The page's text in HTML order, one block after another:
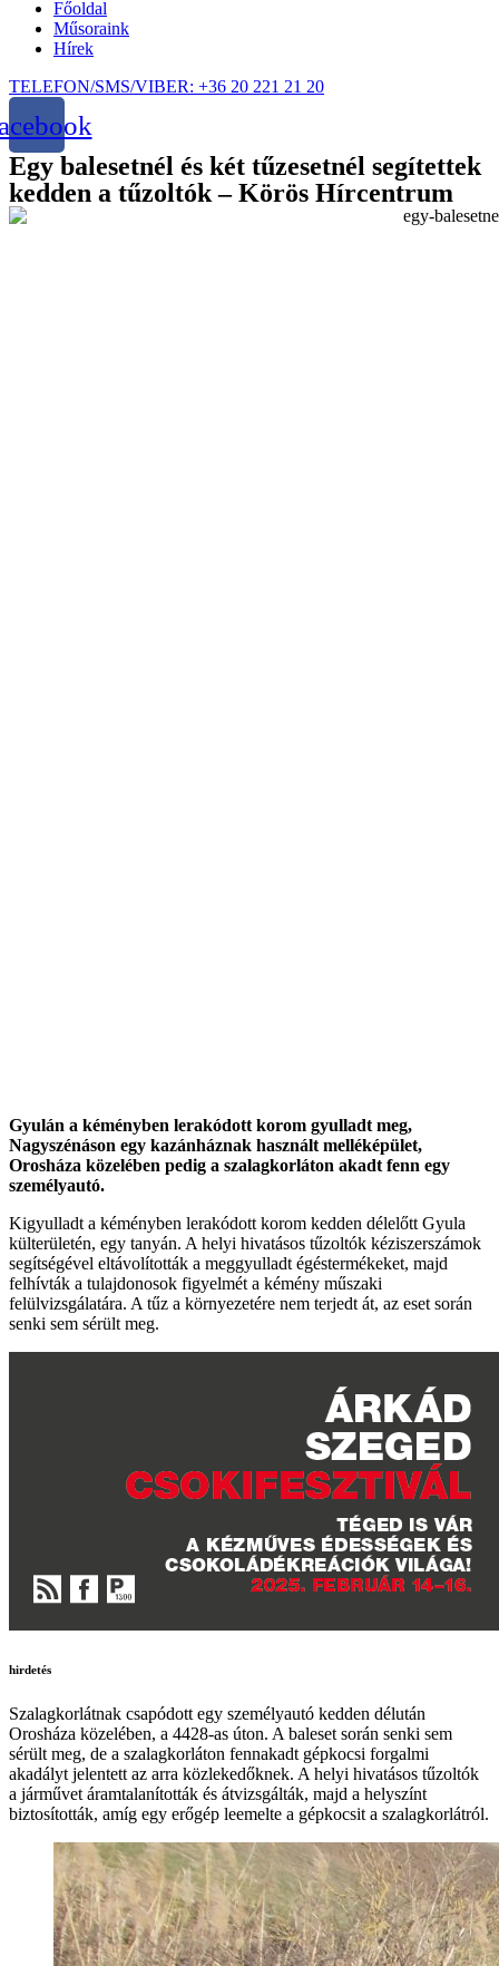
Főoldal
Műsoraink
Hírek
TELEFON/SMS/VIBER: +36 20 221 21 20
Egy balesetnél és két tűzesetnél segítettek
kedden a tűzoltók – Körös Hírcentrum
Gyulán a kéményben lerakódott korom gyulladt meg,
Nagyszénáson egy kazánháznak használt melléképület,
Orosháza közelében pedig a szalagkorláton akadt fenn egy
személyautó.
Kigyulladt a kéményben lerakódott korom kedden délelőtt Gyula
külterületén, egy tanyán. A helyi hivatásos tűzoltók kéziszerszámok
segítségével eltávolították a meggyulladt égéstermékeket, majd
felhívták a tulajdonosok figyelmét a kémény műszaki
felülvizsgálatára. A tűz a környezetére nem terjedt át, az eset során
senki sem sérült meg.
hirdetés
Szalagkorlátnak csapódott egy személyautó kedden délután
Orosháza közelében, a 4428-as úton. A baleset során senki sem
sérült meg, de a szalagkorláton fennakadt gépkocsi forgalmi
akadályt jelentett az arra közlekedőknek. A helyi hivatásos tűzoltók
a járművet áramtalanították és átvizsgálták, majd a helyszínt
biztosították, amíg egy erőgép leemelte a gépkocsit a szalagkorlátról.